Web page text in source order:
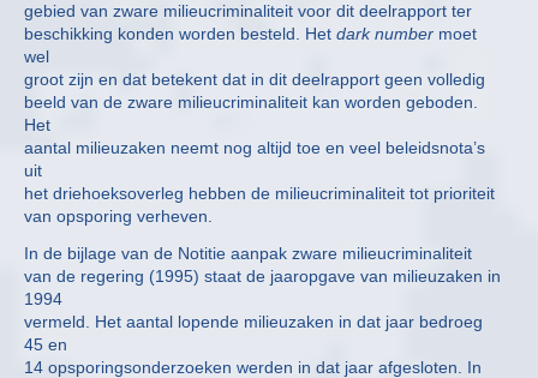
gebied van zware milieucriminaliteit voor dit deelrapport ter
beschikking konden worden besteld. Het dark number moet
wel
groot zijn en dat betekent dat in dit deelrapport geen volledig
beeld van de zware milieucriminaliteit kan worden geboden.
Het
aantal milieuzaken neemt nog altijd toe en veel beleidsnota’s
uit
het driehoeksoverleg hebben de milieucriminaliteit tot prioriteit
van opsporing verheven.
In de bijlage van de Notitie aanpak zware milieucriminaliteit
van de regering (1995) staat de jaaropgave van milieuzaken in
1994
vermeld. Het aantal lopende milieuzaken in dat jaar bedroeg
45 en
14 opsporingsonderzoeken werden in dat jaar afgesloten. In